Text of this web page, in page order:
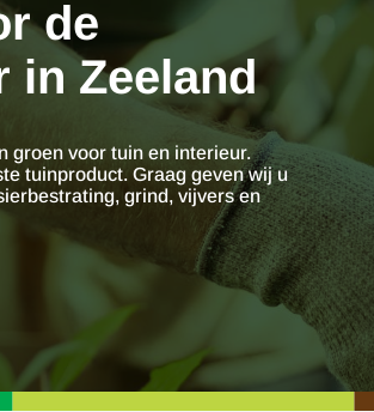
de
in Zeeland
groen voor tuin en interieur.
tuinproduct. Graag geven wij u
grind, vijvers en